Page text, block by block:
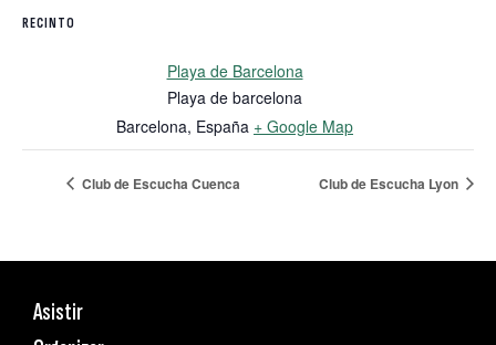
RECINTO
Playa de Barcelona
Playa de barcelona
Barcelona, España + Google Map
Club de Escucha Cuenca Club de Escucha Lyon
Asistir